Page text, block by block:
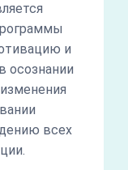
и
осознании
всех